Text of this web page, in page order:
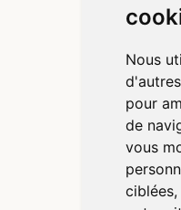
Nous
pour
de
vous
Qui
Déclarer